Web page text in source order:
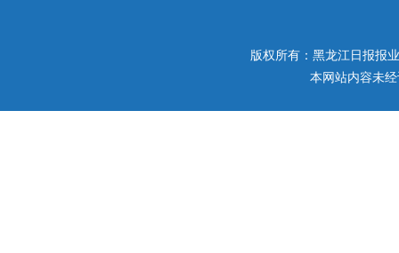
版权所有：黑龙江日报报
本网站内容未